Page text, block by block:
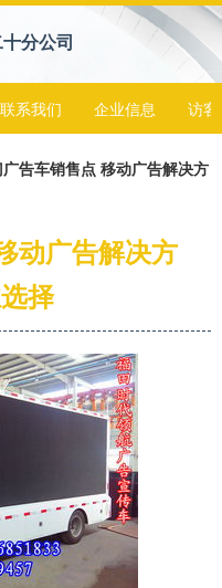
分公司
联系我们 企业信息 访客
广告车销售点 移动广告解决方
动广告解决方
择